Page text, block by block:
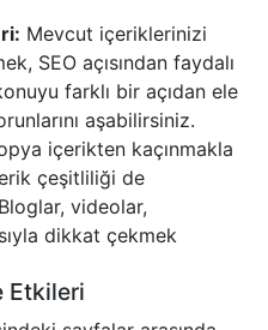
Mevcut içeriklerinizi
SEO açısından faydalı
farklı bir açıdan ele
aşabilirsiniz.
içerikten kaçınmakla
çeşitliliği de
videolar,
dikkat çekmek
Etkileri